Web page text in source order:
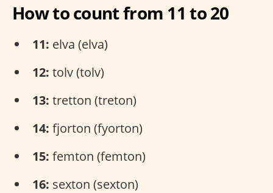
How to count from 11 to 20
11: elva (elva)
12: tolv (tolv)
13: tretton (treton)
14: fjorton (fyorton)
15: femton (femton)
16: sexton (sexton)